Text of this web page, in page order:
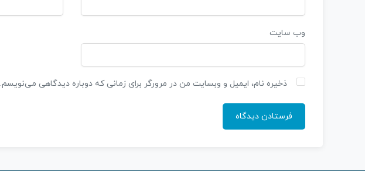
وب‌ سایت
ذخیره نام، ایمیل و وبسایت من در مرورگر برای زمانی که دوباره دیدگاهی می‌نویسم.